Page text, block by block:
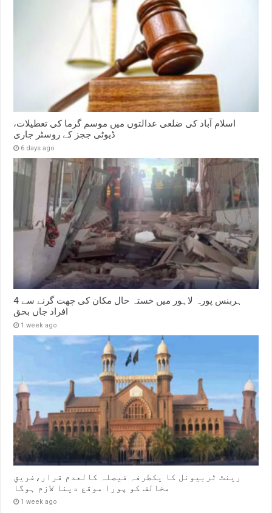
اسلام آباد کی ضلعی عدالتوں میں موسم گرما کی تعطیلات،
ڈیوٹی ججز کے روسٹر جاری
6 days ago
ہربنس پورہ لاہور میں خستہ حال مکان کی چھت گرنے سے 4
افراد جاں بحق
1 week ago
رینٹ ٹربیونل کا یکطرفہ فیصلہ کالعدم قرار،فریقِ
مخالف کو پورا موقع دینا لازم ہوگا
1 week ago